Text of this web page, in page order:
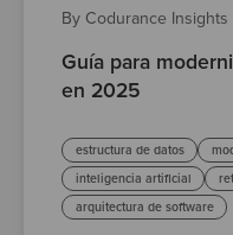
By Codurance Insights
Guía para
en 2025
estructura de datos
inteligencia artificial
arquitectura de software